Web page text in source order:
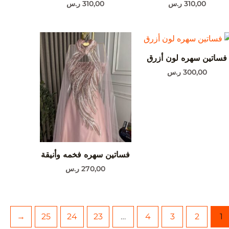
310,00 ر.س 310,00 ر.س
فساتين سهره لون أزرق
300,00 ر.س
فساتين سهره فخمه وأنيقة
270,00 ر.س
1
2
3
4
…
23
24
25
←